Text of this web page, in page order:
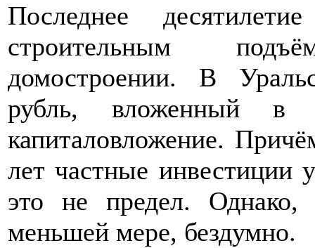
Последнее
строительным
домостроении. В
рубль, вложенный в
капиталовложение.
лет частные инвестиции
это не предел. Однако,
меньшей мере, бездумно.